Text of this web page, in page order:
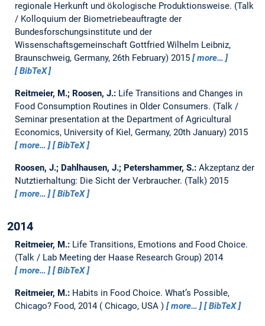
regionale Herkunft und ökologische Produktionsweise. (Talk
/ Kolloquium der Biometriebeauftragte der
Bundesforschungsinstitute und der
Wissenschaftsgemeinschaft Gottfried Wilhelm Leibniz,
Braunschweig, Germany, 26th February) 2015
more…
BibTeX
Reitmeier, M.; Roosen, J.: Life Transitions and Changes in
Food Consumption Routines in Older Consumers. (Talk /
Seminar presentation at the Department of Agricultural
Economics, University of Kiel, Germany, 20th January) 2015
more…
BibTeX
Roosen, J.; Dahlhausen, J.; Petershammer, S.: Akzeptanz der
Nutztierhaltung: Die Sicht der Verbraucher. (Talk) 2015
more…
BibTeX
2014
Reitmeier, M.: Life Transitions, Emotions and Food Choice.
(Talk / Lab Meeting der Haase Research Group) 2014
more…
BibTeX
Reitmeier, M.: Habits in Food Choice. What’s Possible,
Chicago? Food, 2014
Chicago, USA more… BibTeX